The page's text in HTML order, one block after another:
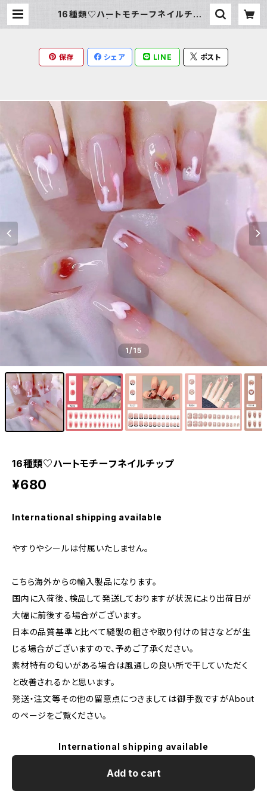
16種類♡ハートモチーフネイルチップ
保存 シェア LINE ポスト
1/15
16種類♡ハートモチーフネイルチップ
¥680
International shipping available
やすりやシールは付属いたしません。
こちら海外からの輸入製品になります。
国内に入荷後、検品して発送しておりますが状況により出荷日が
大幅に前後する場合がございます。
日本の品質基準と比べて縫製の粗さや取り付けの甘さなどが生
じる場合がございますので、予めご了承ください。
素材特有の匂いがある場合は風通しの良い所で干していただく
と改善されるかと思います。
発送・注文等その他の留意点につきましては御手数ですがAbout
のページをご覧ください。
International shipping available
Add to cart